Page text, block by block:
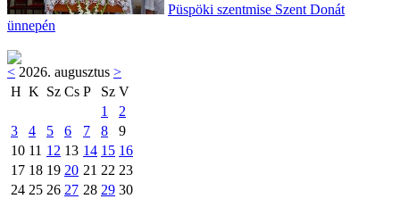
Püspöki szentmise Szent Donát
ünnepén
< 2026. augusztus >
H K Sz Cs P Sz V
1
2
3
4 5 6 7 8
9
10 11 12 13 14 15 16
17 18 19 20 21 22 23
24 25 26 27 28 29 30